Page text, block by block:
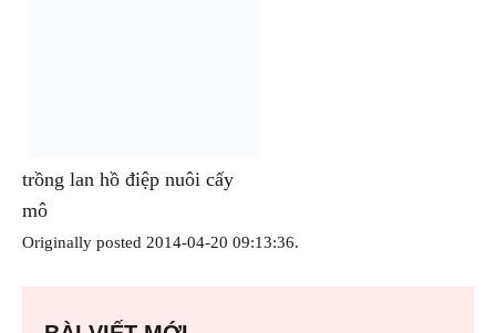
trồng lan hồ điệp nuôi cấy
mô
Originally posted 2014-04-20 09:13:36.